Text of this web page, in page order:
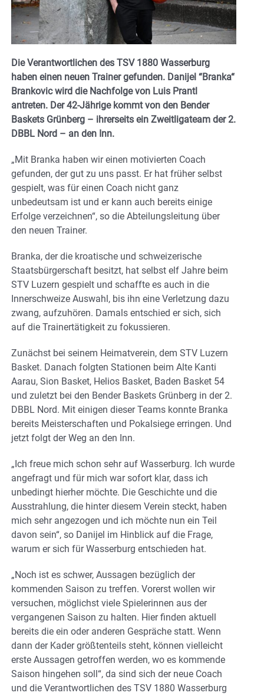
Die Verantwortlichen des TSV 1880 Wasserburg
haben einen neuen Trainer gefunden. Danijel “Branka“
Brankovic wird die Nachfolge von Luis Prantl
antreten. Der 42-Jährige kommt von den Bender
Baskets Grünberg – ihrerseits ein Zweitligateam der 2.
DBBL Nord – an den Inn.
„Mit Branka haben wir einen motivierten Coach
gefunden, der gut zu uns passt. Er hat früher selbst
gespielt, was für einen Coach nicht ganz
unbedeutsam ist und er kann auch bereits einige
Erfolge verzeichnen“, so die Abteilungsleitung über
den neuen Trainer.
Branka, der die kroatische und schweizerische
Staatsbürgerschaft besitzt, hat selbst elf Jahre beim
STV Luzern gespielt und schaffte es auch in die
Innerschweize Auswahl, bis ihn eine Verletzung dazu
zwang, aufzuhören. Damals entschied er sich, sich
auf die Trainertätigkeit zu fokussieren.
Zunächst bei seinem Heimatverein, dem STV Luzern
Basket. Danach folgten Stationen beim Alte Kanti
Aarau, Sion Basket, Helios Basket, Baden Basket 54
und zuletzt bei den Bender Baskets Grünberg in der 2.
DBBL Nord. Mit einigen dieser Teams konnte Branka
bereits Meisterschaften und Pokalsiege erringen. Und
jetzt folgt der Weg an den Inn.
„Ich freue mich schon sehr auf Wasserburg. Ich wurde
angefragt und für mich war sofort klar, dass ich
unbedingt hierher möchte. Die Geschichte und die
Ausstrahlung, die hinter diesem Verein steckt, haben
mich sehr angezogen und ich möchte nun ein Teil
davon sein“, so Danijel im Hinblick auf die Frage,
warum er sich für Wasserburg entschieden hat.
„Noch ist es schwer, Aussagen bezüglich der
kommenden Saison zu treffen. Vorerst wollen wir
versuchen, möglichst viele Spielerinnen aus der
vergangenen Saison zu halten. Hier finden aktuell
bereits die ein oder anderen Gespräche statt. Wenn
dann der Kader größtenteils steht, können vielleicht
erste Aussagen getroffen werden, wo es kommende
Saison hingehen soll“, da sind sich der neue Coach
und die Verantwortlichen des TSV 1880 Wasserburg